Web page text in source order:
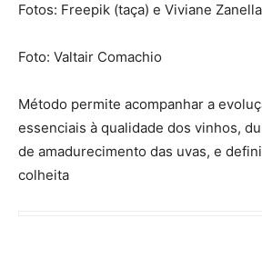
Fotos: Freepik (taça) e Viviane
Foto: Valtair Comachio
Método permite acompanhar a
essenciais à qualidade dos vinhos,
de amadurecimento das uvas, e
colheita